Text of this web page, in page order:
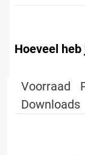
Hoeveel heb
Voorraad
Downloads